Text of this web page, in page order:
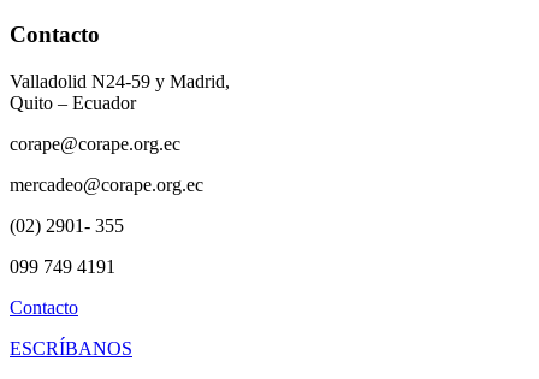
Contacto
Valladolid N24-59 y Madrid,
Quito – Ecuador
corape@corape.org.ec
mercadeo@corape.org.ec
(02) 2901- 355
099 749 4191
Contacto
ESCRÍBANOS